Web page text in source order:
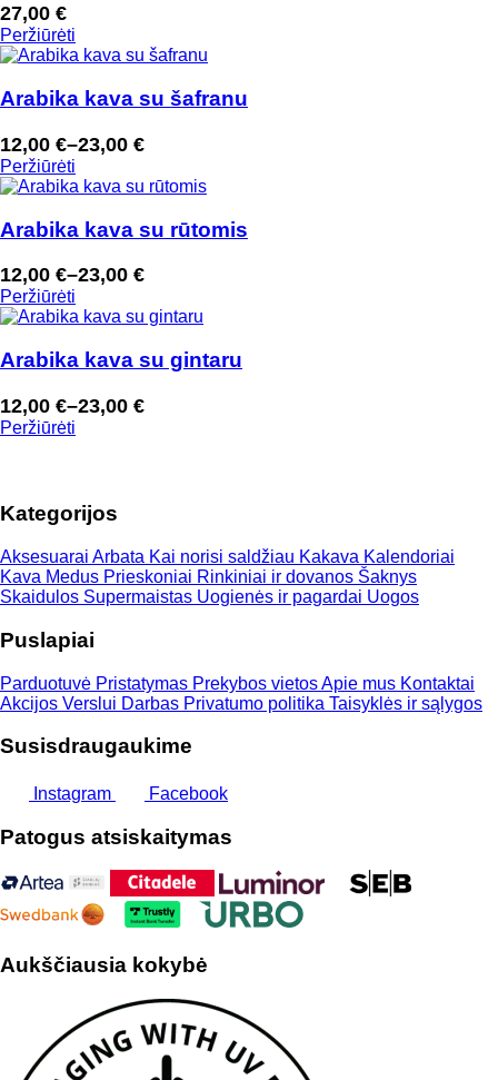
27,00 €
Peržiūrėti
Arabika kava su šafranu
12,00 €–23,00 €
Price
range:
through
Peržiūrėti
Arabika kava su rūtomis
12,00 €–23,00 €
Price
range:
through
Peržiūrėti
Arabika kava su gintaru
12,00 €–23,00 €
Price
range:
23,00 €
Peržiūrėti
Kategorijos
Aksesuarai Arbata Kai norisi saldžiau Kakava Kalendoriai
Kava Medus Prieskoniai Rinkiniai ir dovanos Šaknys
Skaidulos Supermaistas Uogienės ir pagardai Uogos
Puslapiai
Parduotuvė Pristatymas Prekybos vietosApie mus Kontaktai
Akcijos Verslui Darbas Privatumo politika Taisyklės ir sąlygos
Susisdraugaukime
Instagram Facebook
Patogus atsiskaitymas
Aukščiausia kokybė